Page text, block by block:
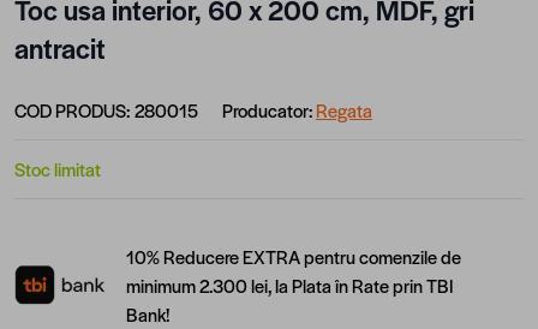
Toc usa interior, 60 x 200 cm, MDF, gri
antracit
COD PRODUS:280015 Producator:Regata
Stoc limitat
10% Reducere EXTRA pentru comenzile de
minimum 2.300 lei, la Plata în Rate prin TBI
Bank!